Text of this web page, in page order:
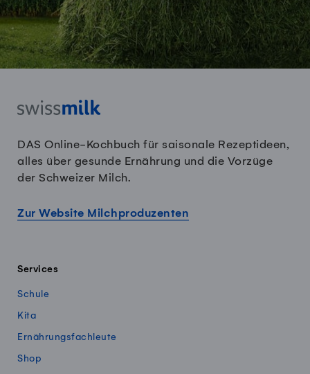
DAS Online-Kochbuch für saisonale Rezeptideen,
alles über gesunde Ernährung und die Vorzüge
der Schweizer Milch.
Zur Website Milchproduzenten
Services
Schule
Kita
Ernährungsfachleute
Shop